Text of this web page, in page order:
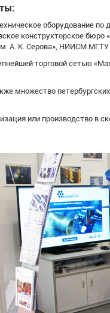
оборудование
конструкторское
А. К. Серова», НИИСМ
торговой сетью
множество
или производство в